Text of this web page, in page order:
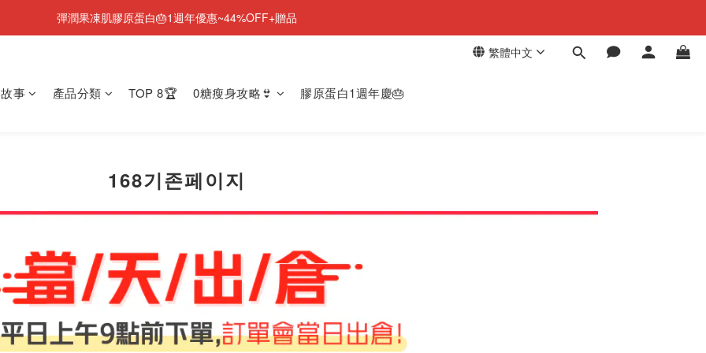
NEW💫ARI BOOTS 小腿足底按摩靴登場
彈潤果凍肌膠原蛋白🎂1週年優惠~44%OFF+贈品
繁體中文
事 產品分類 TOP 8🏆 0糖瘦身攻略👙 膠原蛋白1週年慶🎂
168기존페이지